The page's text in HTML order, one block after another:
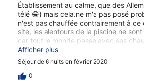
Établissement au calme, que des
télé 😁) mais cela.ne m'a pas posé
n'est pas chauffée contrairement à ce
site, les alentours de la piscine ne
car tout le monde passe avec ses
de les joindre par téléphone avant le
conseille le mail. Personnel très
appartements faits tous les jours.
pieds très pratique et peu cher.
Afficher plus
Séjour de 6 nuits en février 2020
0